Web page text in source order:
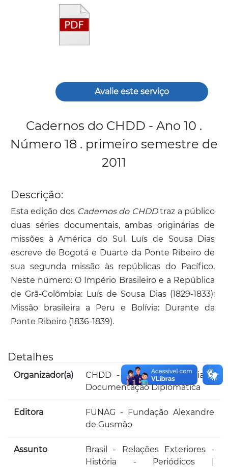
Avalie este serviço
Cadernos do CHDD - Ano 10 .
Número 18 . primeiro semestre de
2011
Descrição:
Esta edição dos Cadernos do CHDDtraz a público
duas séries documentais, ambas originárias de
missões à América do Sul. Luís de Sousa Dias
escreve de Bogotá e Duarte da Ponte Ribeiro de
sua segunda missão às repúblicas do Pacífico.
Neste número: O Império Brasileiro e a República
de Grã-Colômbia: Luís de Sousa Dias (1829-1833);
Missão brasileira a Peru e Bolívia: Durante da
Ponte Ribeiro (1836-1839).
Detalhes
Organizador(a)
CHDD - Centro de História e
Documentação Diplomática
Editora
FUNAG - Fundação Alexandre
de Gusmão
Assunto
Brasil - Relações Exteriores -
História - Periódicos |